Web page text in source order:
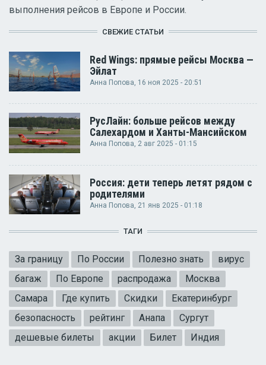
выполнения рейсов в Европе и России.
СВЕЖИЕ СТАТЬИ
Red Wings: прямые рейсы Москва —
Эйлат
Анна Попова , 16 ноя 2025 - 20:51
РусЛайн: больше рейсов между
Салехардом и Ханты-Мансийском
Анна Попова, 2 авг 2025 - 01:15
Россия: дети теперь летят рядом с
родителями
Анна Попова , 21 янв 2025 - 01:18
ТАГИ
За границу По России Полезно знать
вирус
багаж
По Европе распродажа
Москва
Самара
Где купить Скидки
Екатеринбург
безопасность
рейтинг Анапа
Сургут
дешевые билеты
акции Билет Индия